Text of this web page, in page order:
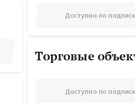
Доступно по
Торговые
Доступно по